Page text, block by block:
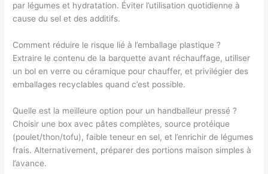
par légumes et hydratation. Éviter l’utilisation quotidienne à
cause du sel et des additifs.
Comment réduire le risque lié à l’emballage plastique ?
Extraire le contenu de la barquette avant réchauffage, utiliser
un bol en verre ou céramique pour chauffer, et privilégier des
emballages recyclables quand c’est possible.
Quelle est la meilleure option pour un handballeur pressé ?
Choisir une box avec pâtes complètes, source protéique
(poulet/thon/tofu), faible teneur en sel, et l’enrichir de légumes
frais. Alternativement, préparer des portions maison simples à
l’avance.